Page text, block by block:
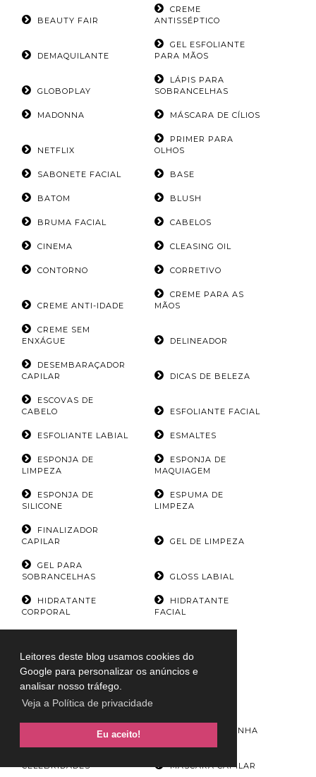
Leitores deste blog usamos cookies do
Google para personalizar os anúncios e
analisar nosso tráfego.
Veja a Política de privacidade
Eu aceito!
BEAUTY FAIR
CREME
ANTISSÉPTICO
DEMAQUILANTE
GEL ESFOLIANTE
PARA MÃOS
GLOBOPLAY
LÁPIS PARA
SOBRANCELHAS
MADONNA MÁSCARA DE CÍLIOS
NETFLIX
PRIMER PARA
OLHOS
SABONETE FACIAL BASE
BATOM BLUSH
BRUMA FACIAL CABELOS
CINEMA CLEASING OIL
CONTORNO CORRETIVO
CREME ANTI-IDADE
CREME PARA AS
MÃOS
CREME SEM
ENXÁGUE
DELINEADOR
DESEMBARAÇADOR
CAPILAR
DICAS DE BELEZA
ESCOVAS DE
CABELO
ESFOLIANTE FACIAL
ESFOLIANTE LABIAL ESMALTES
ESPONJA DE
LIMPEZA
ESPONJA DE
MAQUIAGEM
ESPONJA DE
SILICONE
ESPUMA DE
LIMPEZA
FINALIZADOR
CAPILAR
GEL DE LIMPEZA
GEL PARA
SOBRANCELHAS
GLOSS LABIAL
HIDRATANTE
CORPORAL
HIDRATANTE
FACIAL
LIMPADOR DE
PINCEL
LÁPIS DE BOCA
MINI LIXA DE UNHA
CELEBRIDADES
MÁSCARA CAPILAR